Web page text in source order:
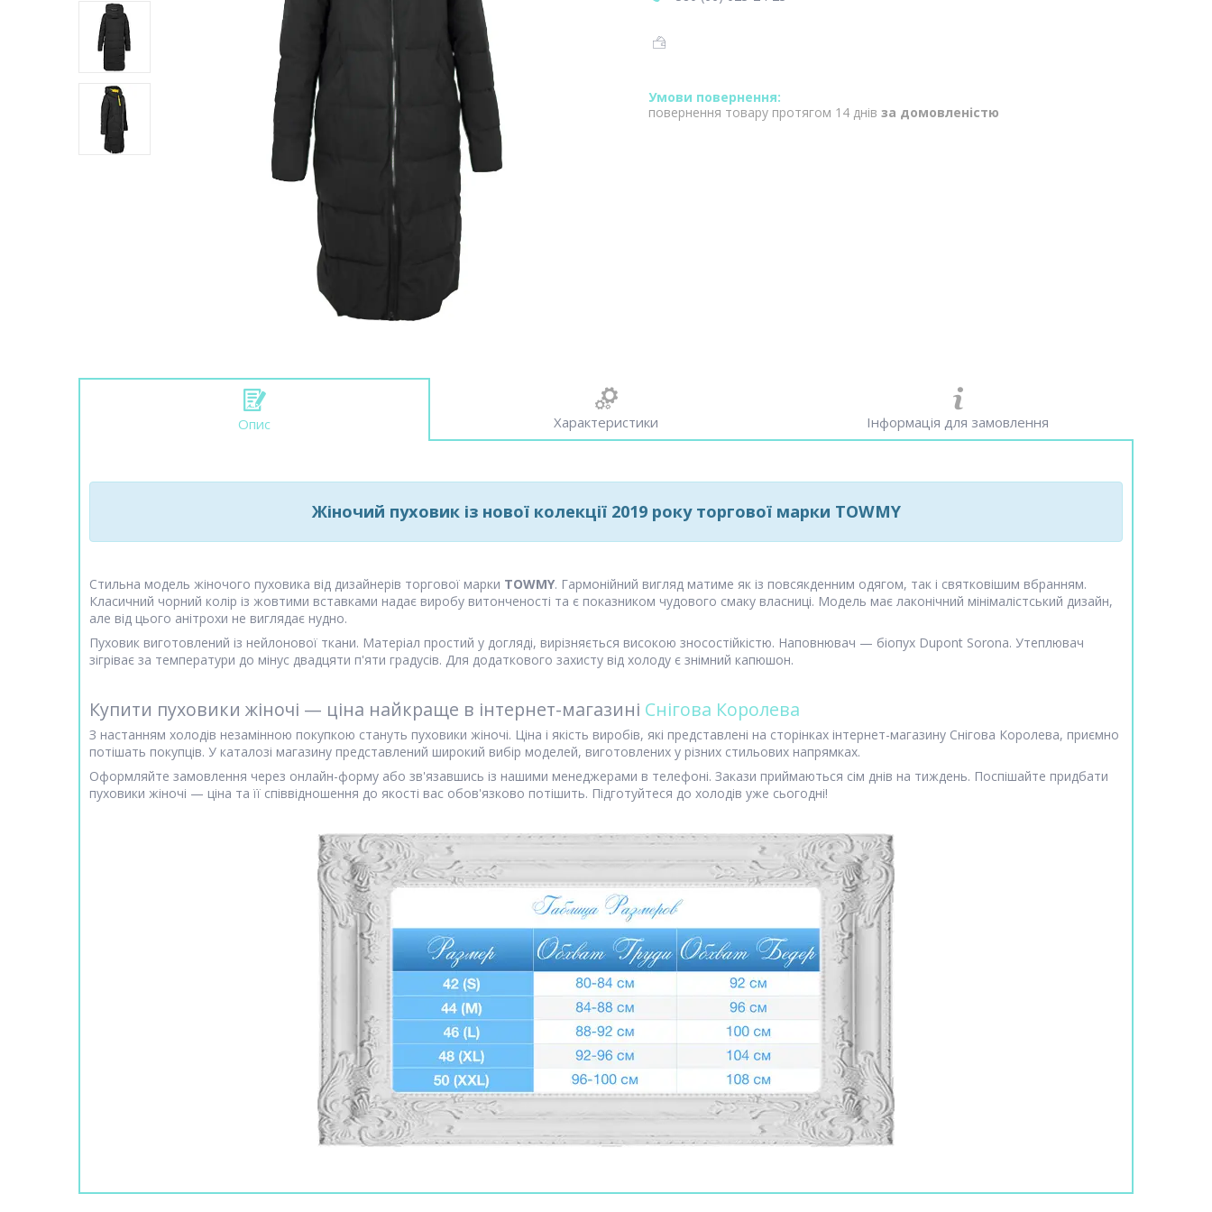
повернення товару протягом 14 днів за домовленістю
Опис Характеристики Інформація для замовлення
Жіночий пуховик із нової колекції 2019 року торгової марки TOWMY
Стильна модель жіночого пуховика від дизайнерів торгової марки TOWMY. Гармонійний вигляд матиме як із повсякденним одягом, так і святковішим вбранням.
Класичний чорний колір із жовтими вставками надає виробу витонченості та є показником чудового смаку власниці. Модель має лаконічний мінімалістський дизайн,
але від цього анітрохи не виглядає нудно.
Пуховик виготовлений із нейлонової ткани. Матеріал простий у догляді, вирізняється високою зносостійкістю. Наповнювач — біопух Dupont Sorona. Утеплювач
зігріває за температури до мінус двадцяти п'яти градусів. Для додаткового захисту від холоду є знімний капюшон.
Купити пуховики жіночі — ціна найкраще в інтернет-магазині Снігова Королева
З настанням холодів незамінною покупкою стануть пуховики жіночі. Ціна і якість виробів, які представлені на сторінках інтернет-магазину Снігова Королева, приємно
потішать покупців. У каталозі магазину представлений широкий вибір моделей, виготовлених у різних стильових напрямках.
Оформляйте замовлення через онлайн-форму або зв'язавшись із нашими менеджерами в телефоні. Закази приймаються сім днів на тиждень. Поспішайте придбати
пуховики жіночі — ціна та її співвідношення до якості вас обов'язково потішить. Підготуйтеся до холодів уже сьогодні!